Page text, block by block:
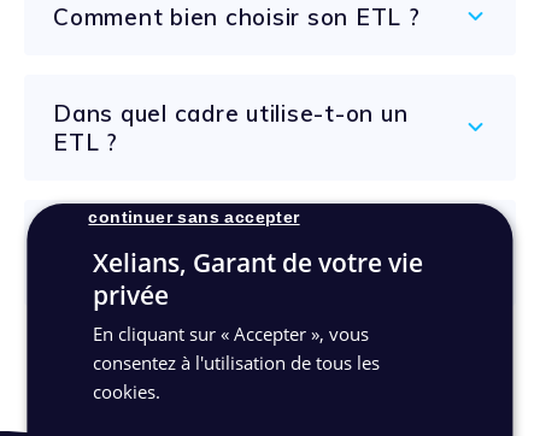
Comment bien choisir son ETL ?
Dans quel cadre utilise-t-on un
ETL ?
ETL et ELT ?
Xelians, Garant de votre vie
privée
En cliquant sur « Accepter », vous
consentez à l'utilisation de tous les
cookies.
continuer sans accepter